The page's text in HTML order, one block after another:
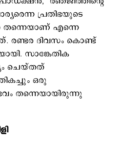
പ്രതിഭയുടെ
തന്നെയാണ് എന്നെ
രണ്ടര ദിവസം കൊണ്ട്
സാങ്കേതിക
ചെയ്തത്
ഒരു
തന്നെയായിരുന്നു